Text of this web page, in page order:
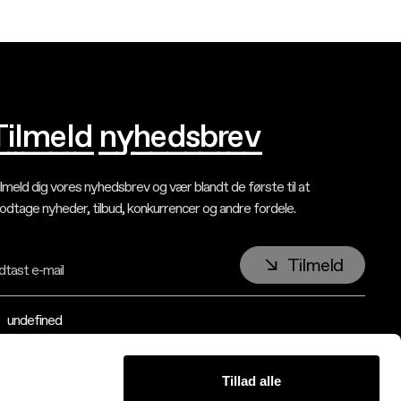
Tillad alle
nyhedsbrev
dig vores nyhedsbrev og vær blandt de første til at
nyheder, tilbud, konkurrencer og andre fordele.
e-mail Tilmeld
undefined